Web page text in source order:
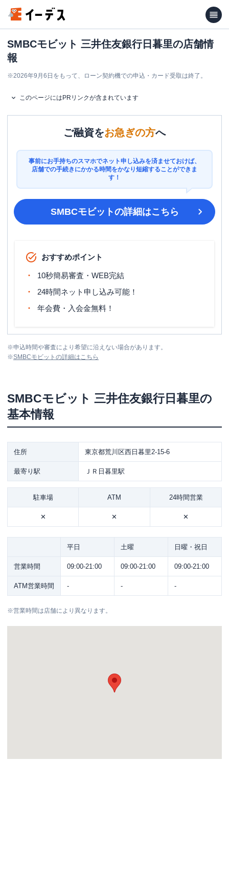
SMBCモビット 三井住友銀行日暮里の店舗情
報
※2026年9月6日をもって、ローン契約機での申込・カード受取は終了。
このページにはPRリンクが含まれています
ご融資をお急ぎの方へ
事前にお手持ちのスマホでネット申し込みを済ませておけば、
店舗での手続きにかかる時間をかなり短縮することができま
す！
SMBCモビットの詳細はこちら
おすすめポイント
10秒簡易審査・WEB完結
24時間ネット申し込み可能！
年会費・入会金無料！
※申込時間や審査により希望に沿えない場合があります。
※SMBCモビット の詳細はこちら
SMBCモビット 三井住友銀行日暮里の
基本情報
住所 東京都荒川区西日暮里2-15-6
最寄り駅 ＪＲ日暮里駅
駐車場 ATM 24時間営業
✕ ✕ ✕
平日 土曜 日曜・祝日
営業時間 09:00-21:00 09:00-21:00 09:00-21:00
ATM営業時間 - - -
※営業時間は店舗により異なります。